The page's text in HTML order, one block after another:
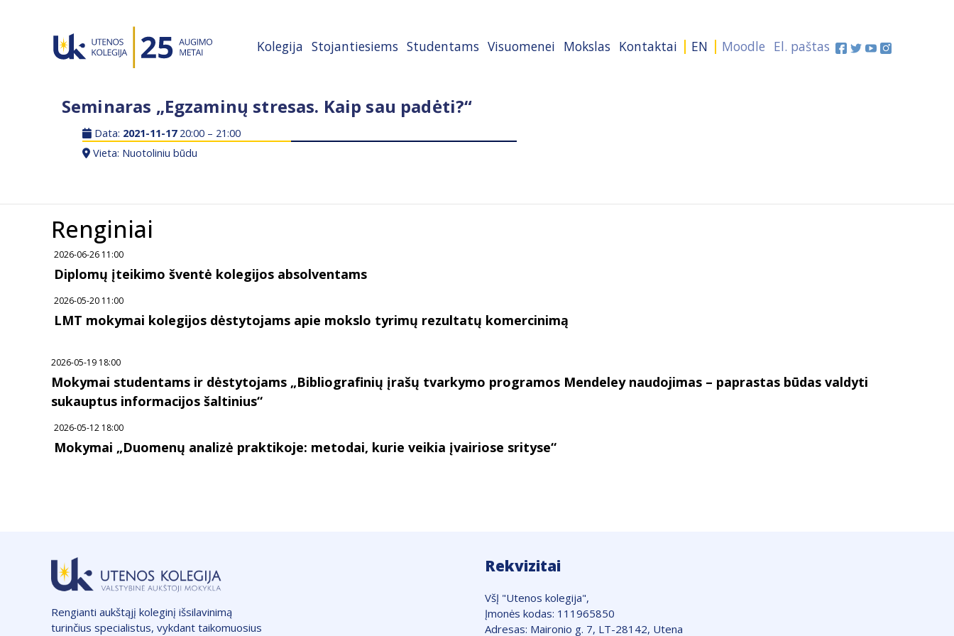
Kolegija Stojantiesiems Studentams Visuomenei Mokslas Kontaktai EN Moodle El. paštas
Seminaras „Egzaminų stresas. Kaip sau padėti?“
Data: 2021-11-1720:00 – 21:00
Vieta: Nuotoliniu būdu
Renginiai
2026-06-26 11:00
Diplomų įteikimo šventė kolegijos absolventams
2026-05-20 11:00
LMT mokymai kolegijos dėstytojams apie mokslo tyrimų rezultatų komercinimą
2026-05-19 18:00
Mokymai studentams ir dėstytojams „Bibliografinių įrašų tvarkymo programos Mendeley naudojimas – paprastas būdas valdyti
sukauptus informacijos šaltinius“
2026-05-12 18:00
Mokymai „Duomenų analizė praktikoje: metodai, kurie veikia įvairiose srityse“
Rengianti aukštąjį koleginį išsilavinimą
turinčius specialistus, vykdant taikomuosius
Rekvizitai
VšĮ "Utenos kolegija",
Įmonės kodas: 111965850
Adresas: Maironio g. 7, LT-28142, Utena